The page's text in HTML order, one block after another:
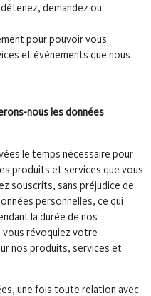
demandez ou
pour pouvoir vous
et événements que nous
nous les données
le temps nécessaire pour
produits et services que vous
souscrits, sans préjudice de
personnelles, ce qui
la durée de nos
vous révoquiez votre
nos produits, services et
une fois toute relation avec